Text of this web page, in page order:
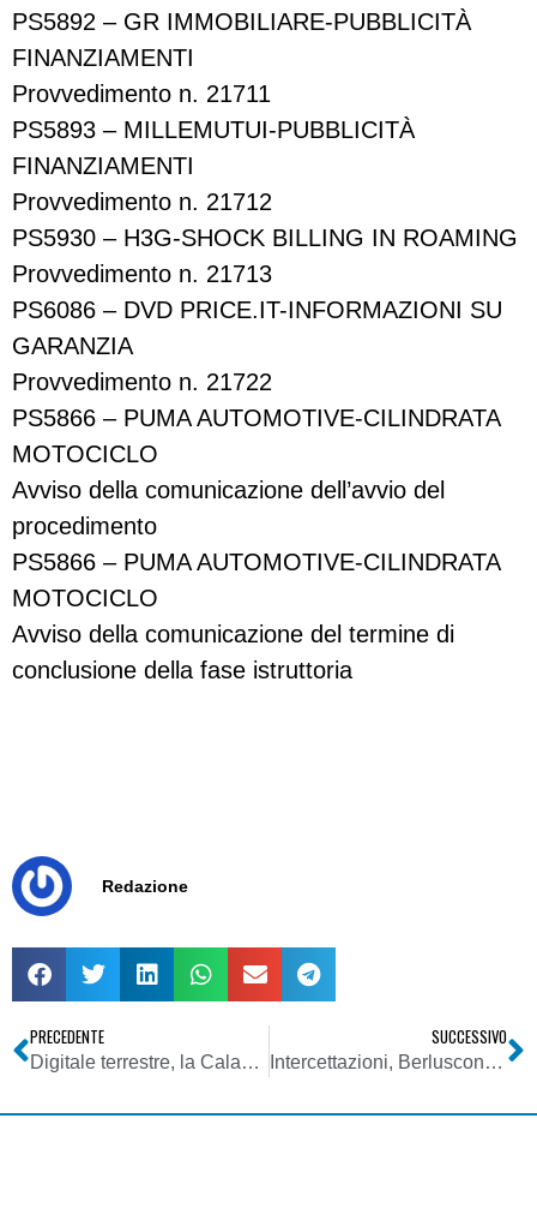
PS5892 – GR IMMOBILIARE-PUBBLICITÀ
FINANZIAMENTI
Provvedimento n. 21711
PS5893 – MILLEMUTUI-PUBBLICITÀ
FINANZIAMENTI
Provvedimento n. 21712
PS5930 – H3G-SHOCK BILLING IN ROAMING
Provvedimento n. 21713
PS6086 – DVD PRICE.IT-INFORMAZIONI SU
GARANZIA
Provvedimento n. 21722
PS5866 – PUMA AUTOMOTIVE-CILINDRATA
MOTOCICLO
Avviso della comunicazione dell’avvio del
procedimento
PS5866 – PUMA AUTOMOTIVE-CILINDRATA
MOTOCICLO
Avviso della comunicazione del termine di
conclusione della fase istruttoria
Redazione
PRECEDENTE
Digitale terrestre, la Calabria si prepara allo switch-off del 2011: riunione al Corecom il 4 novembre
SUCCESSIVO
Intercettazioni, Berlusconi: stop media per pubblicazioni indebite